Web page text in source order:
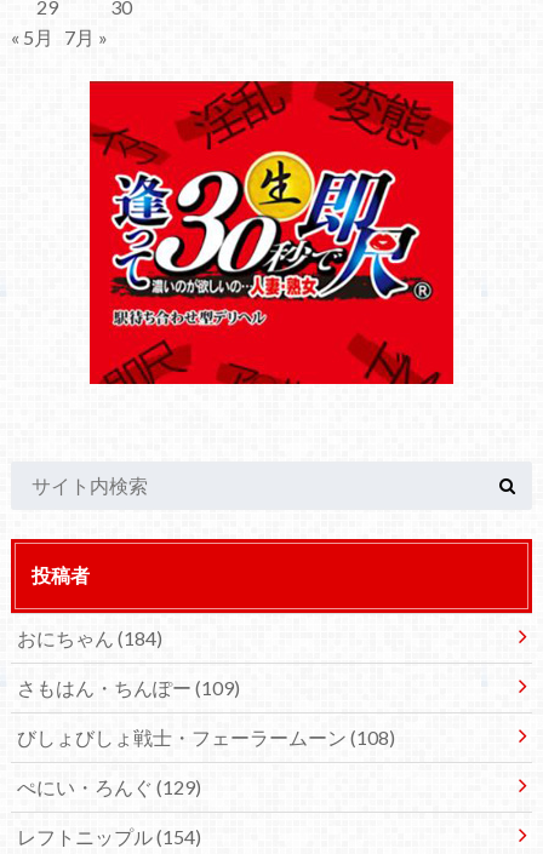
29
30
« 5月
7月 »
投稿者
おにちゃん (184)
さもはん・ちんぽー (109)
びしょびしょ戦士・フェーラームーン (108)
ぺにい・ろんぐ (129)
レフトニップル(154)